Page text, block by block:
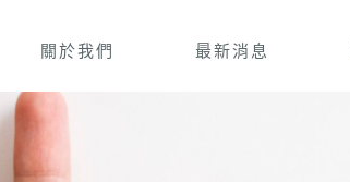
關於我們 最新消息